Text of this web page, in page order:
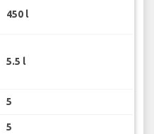
450 l
5.5 l
5
5